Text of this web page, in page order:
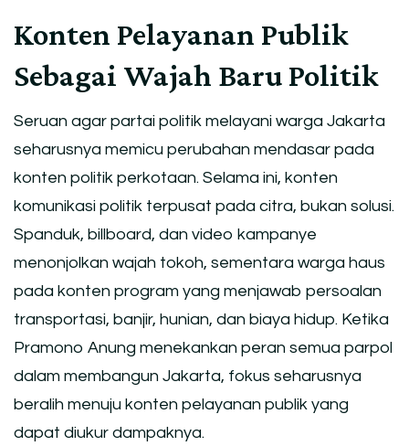
Konten Pelayanan Publik
Sebagai Wajah Baru Politik
Seruan agar partai politik melayani warga Jakarta
seharusnya memicu perubahan mendasar pada
konten politik perkotaan. Selama ini, konten
komunikasi politik terpusat pada citra, bukan solusi.
Spanduk, billboard, dan video kampanye
menonjolkan wajah tokoh, sementara warga haus
pada konten program yang menjawab persoalan
transportasi, banjir, hunian, dan biaya hidup. Ketika
Pramono Anung menekankan peran semua parpol
dalam membangun Jakarta, fokus seharusnya
beralih menuju konten pelayanan publik yang
dapat diukur dampaknya.